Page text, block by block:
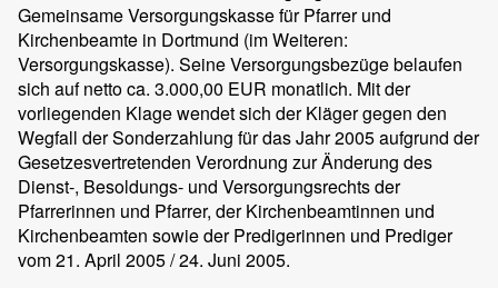
Gemeinsame Versorgungskasse für Pfarrer und
Kirchenbeamte in Dortmund (im Weiteren:
Versorgungskasse). Seine Versorgungsbezüge belaufen
sich auf netto ca. 3.000,00 EUR monatlich. Mit der
vorliegenden Klage wendet sich der Kläger gegen den
Wegfall der Sonderzahlung für das Jahr 2005 aufgrund der
Gesetzesvertretenden Verordnung zur Änderung des
Dienst-, Besoldungs- und Versorgungsrechts der
Pfarrerinnen und Pfarrer, der Kirchenbeamtinnen und
Kirchenbeamten sowie der Predigerinnen und Prediger
vom 21. April 2005 / 24. Juni 2005.